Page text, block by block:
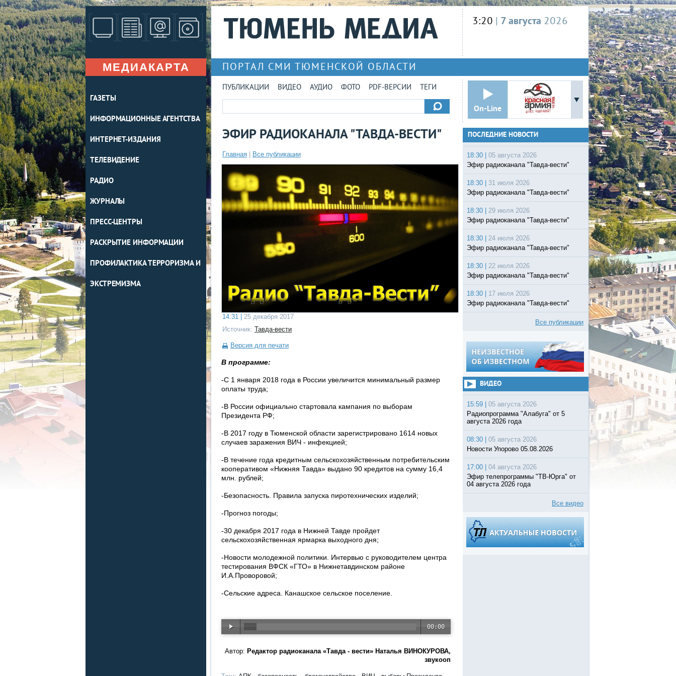
МЕДИАКАРТА
ГАЗЕТЫ
ИНФОРМАЦИОННЫЕ АГЕНТСТВА
ИНТЕРНЕТ-ИЗДАНИЯ
ТЕЛЕВИДЕНИЕ
РАДИО
ЖУРНАЛЫ
ПРЕСС-ЦЕНТРЫ
РАСКРЫТИЕ ИНФОРМАЦИИ
ПРОФИЛАКТИКА ТЕРРОРИЗМА И
ЭКСТРЕМИЗМА
3:20 | 7 августа 2026
ПОРТАЛ СМИ ТЮМЕНСКОЙ ОБЛАСТИ
ПУБЛИКАЦИИ ВИДЕО АУДИО ФОТО PDF-ВЕРСИИ ТЕГИ
On-Line
ЭФИР РАДИОКАНАЛА "ТАВДА-ВЕСТИ"
Главная Все публикации
14:31 |
25 декабря 2017
Источник: Тавда-вести
Версия для печати
В программе:
-С 1 января 2018 года в России увеличится минимальный размер
оплаты труда;
-В России официально стартовала кампания по выборам
Президента РФ;
-В 2017 году в Тюменской области зарегистрировано 1614 новых
случаев заражения ВИЧ - инфекцией;
-В течение года кредитным сельскохозяйственным потребительским
кооперативом «Нижняя Тавда» выдано 90 кредитов на сумму 16,4
млн. рублей;
-Безопасность. Правила запуска пиротехнических изделий;
-Прогноз погоды;
-30 декабря 2017 года в Нижней Тавде пройдет
сельскохозяйственная ярмарка выходного дня;
-Новости молодежной политики. Интервью с руководителем центра
тестирования ВФСК «ГТО» в Нижнетавдинском районе
И.А.Проворовой;
-Сельские адреса. Канашское сельское поселение.
00:00
Автор: Редактор радиоканала «Тавда - вести» Наталья ВИНОКУРОВА,
звукооп
ПОСЛЕДНИЕ НОВОСТИ
18:30 |
05 августа 2026
Эфир радиоканала "Тавда-вести"
18:30 |
31 июля 2026
Эфир радиоканала "Тавда-вести"
18:30 |
29 июля 2026
Эфир радиоканала "Тавда-вести"
18:30 |
24 июля 2026
Эфир радиоканала "Тавда-вести"
18:30 |
22 июля 2026
Эфир радиоканала "Тавда-вести"
18:30 |
17 июля 2026
Эфир радиоканала "Тавда-вести"
Все публикации
ВИДЕО
15:59 |
05 августа 2026
Радиопрограмма "Алабуга" от 5
августа 2026 года
08:30 |
05 августа 2026
Новости Упорово 05.08.2026
17:00 |
04 августа 2026
Эфир телепрограммы "ТВ-Юрга" от
04 августа 2026 года
Все видео